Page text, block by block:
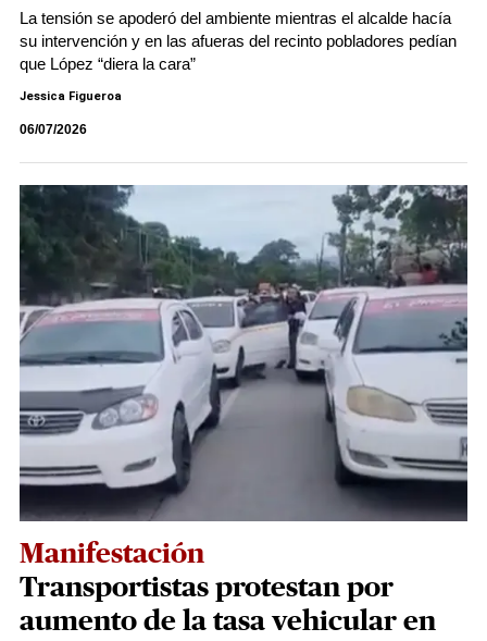
La tensión se apoderó del ambiente mientras el alcalde hacía
su intervención y en las afueras del recinto pobladores pedían
que López “diera la cara”
Jessica Figueroa
06/07/2026
Manifestación
Transportistas protestan por
aumento de la tasa vehicular en